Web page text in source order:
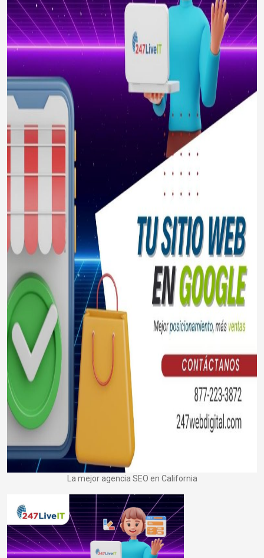
La mejor agencia SEO en California